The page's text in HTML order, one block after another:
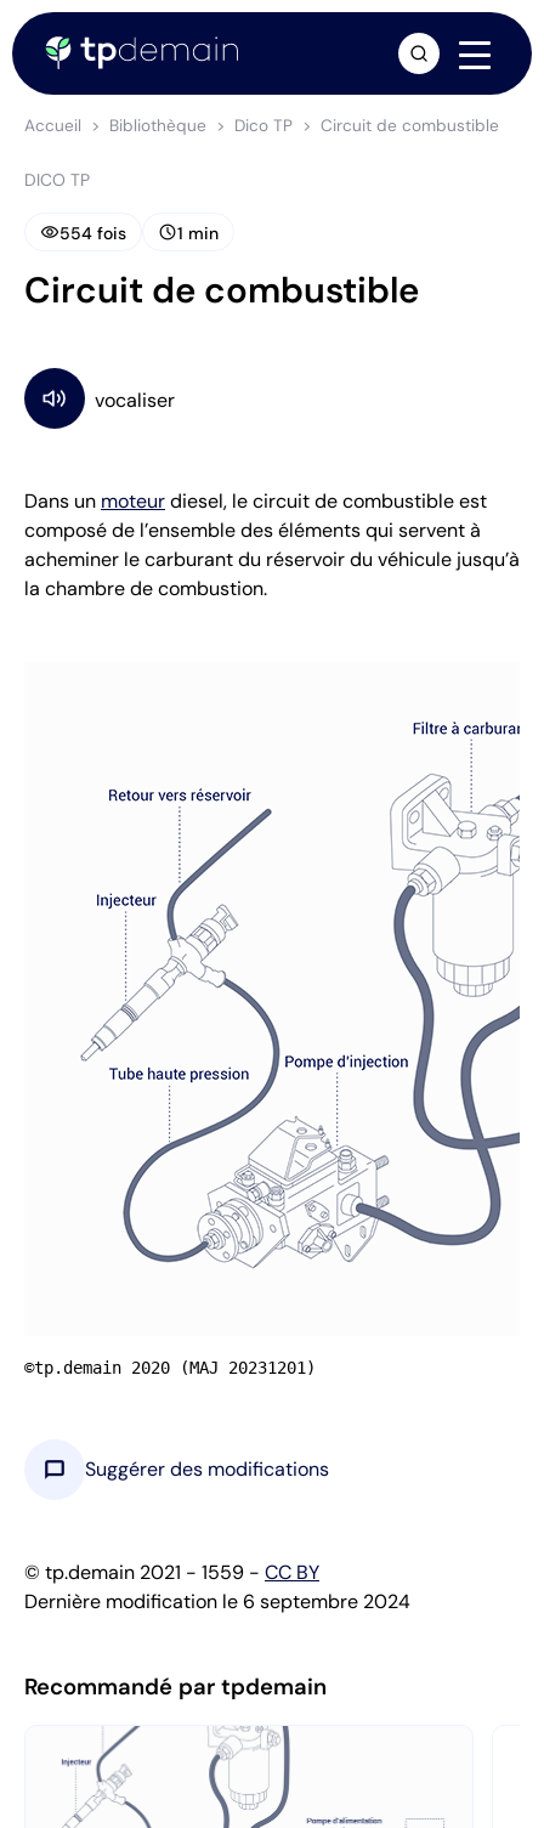
Accueil Bibliothèque Dico TP Circuit de combustible
DICO TP
visibility554 fois schedule1 min
Circuit de combustible
Dans un moteurdiesel, le circuit de combustible est
composé de l’ensemble des éléments qui servent à
acheminer le carburant du réservoir du véhicule jusqu’à
la chambre de combustion.
©tp.demain 2020 (MAJ 20231201)
chat_bubble Suggérer des modifications
© tp.demain 2021 - 1559 - CC BY
Dernière modification le 6 septembre 2024
Recommandé par tpdemain
arrow_forward